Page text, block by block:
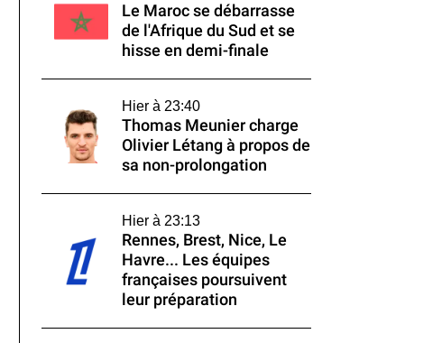
Le Maroc se débarrasse
de l'Afrique du Sud et se
hisse en demi-finale
Hier à 23:40
Thomas Meunier charge
Olivier Létang à propos de
sa non-prolongation
Hier à 23:13
Rennes, Brest, Nice, Le
Havre... Les équipes
françaises poursuivent
leur préparation